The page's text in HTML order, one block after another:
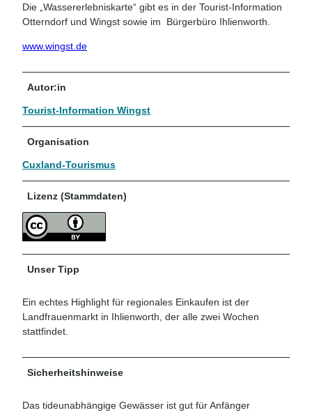
Die „Wassererlebniskarte“ gibt es in der Tourist-Information
Otterndorf und Wingst sowie im Bürgerbüro Ihlienworth.
www.wingst.de
Autor:in
Tourist-Information Wingst
Organisation
Cuxland-Tourismus
Lizenz (Stammdaten)
Unser Tipp
Ein echtes Highlight für regionales Einkaufen ist der
Landfrauenmarkt in Ihlienworth, der alle zwei Wochen
stattfindet.
Sicherheitshinweise
Das tideunabhängige Gewässer ist gut für Anfänger